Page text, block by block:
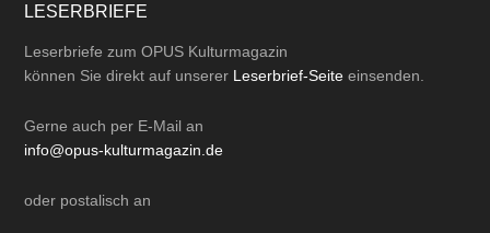
LESERBRIEFE
Leserbriefe zum OPUS Kulturmagazin
können Sie direkt auf unserer Leserbrief-Seite einsenden.
Gerne auch per E-Mail an
info@opus-kulturmagazin.de
oder postalisch an